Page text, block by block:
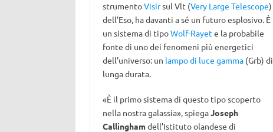
strumentoVisirsul Vlt (Very Large Telescope)
dell’Eso, ha davanti a sé un futuro esplosivo. È
un sistema di tipoWolf-Rayet e la probabile
fonte di uno dei fenomeni più energetici
dell’universo: un lampo di luce gamma(Grb) di
lunga durata.
«È il primo sistema di questo tipo scoperto
nella nostra galassia», spiegaJoseph
Callinghamdell’Istituto olandese di